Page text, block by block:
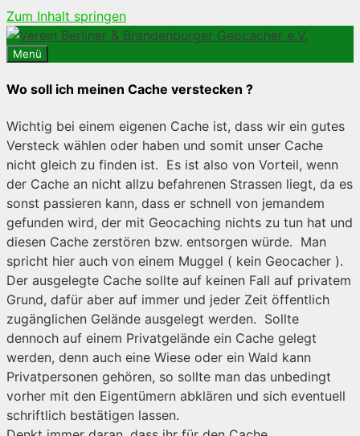
Zum Inhalt springen
Menü
Wo soll ich meinen Cache verstecken ?
Wichtig bei einem eigenen Cache ist, dass wir ein gutes
Versteck wählen oder haben und somit unser Cache
nicht gleich zu finden ist. Es ist also von Vorteil, wenn
der Cache an nicht allzu befahrenen Strassen liegt, da es
sonst passieren kann, dass er schnell von jemandem
gefunden wird, der mit Geocaching nichts zu tun hat und
diesen Cache zerstören bzw. entsorgen würde. Man
spricht hier auch von einem Muggel ( kein Geocacher ).
Der ausgelegte Cache sollte auf keinen Fall auf privatem
Grund, dafür aber auf immer und jeder Zeit öffentlich
zugänglichen Gelände ausgelegt werden. Sollte
dennoch auf einem Privatgelände ein Cache gelegt
werden, denn auch eine Wiese oder ein Wald kann
Privatpersonen gehören, so sollte man das unbedingt
vorher mit den Eigentümern abklären und sich eventuell
schriftlich bestätigen lassen.